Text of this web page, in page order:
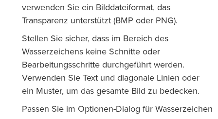
verwenden Sie ein Bilddateiformat, das
Transparenz unterstützt (BMP oder PNG).
Stellen Sie sicher, dass im Bereich des
Wasserzeichens keine Schnitte oder
Bearbeitungsschritte durchgeführt werden.
Verwenden Sie Text und diagonale Linien oder
ein Muster, um das gesamte Bild zu bedecken.
Passen Sie im Optionen-Dialog für Wasserzeichen